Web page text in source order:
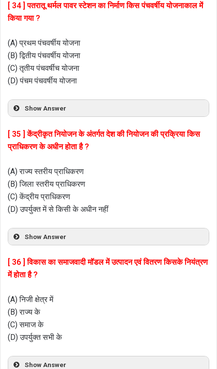
[ 34 ] पतरातू थर्मल पावर स्टेशन का निर्माण किस पंचवर्षीय योजनाकाल में
किया गया ?
(A) प्रथम पंचवर्षीय योजना
(B) द्वितीय पंचवर्षीय योजना
(C) तृतीय पंचवर्षीच योजना
(D) पंचम पंचवर्षीय योजना
Show Answer
[ 35 ] केंद्रीकृत नियोजन के अंतर्गत देश की नियोजन की प्रक्रिया किस
प्राधिकरण के अधीन होता है ?
(A) राज्य स्तरीय प्राधिकरण
(B) जिला स्तरीय प्राधिकरण
(C) केंद्रीय प्राधिकरण
(D) उपर्युक्त में से किसी के अधीन नहीं
Show Answer
[ 36 ] विकास का समाजवादी मॉडल में उत्पादन एवं वितरण किसके नियंत्रण
में होता है ?
(A) निजी क्षेत्र में
(B) राज्य के
(C) समाज के
(D) उपर्युक्त सभी के
Show Answer